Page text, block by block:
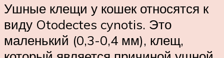
Ушные клещи у кошек относятся к
виду Otodectes cynotis. Это
маленький (0,3-0,4 мм), клещ,